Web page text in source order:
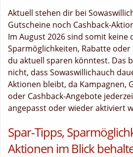
Aktuell stehen dir bei
Gutscheine noch Cashback-
Im August 2026 sind somit keine
Sparmöglichkeiten, Rabatte
du aktuell sparen könntest. Das
nicht, dass Sowaswillichauch
Aktionen bleibt, da Kampagnen,
oder Cashback-Angebote
angepasst oder wieder aktiviert
Spar-Tipps,
Aktionen im Blick